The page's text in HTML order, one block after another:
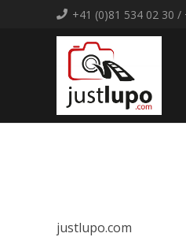
+41 (0)81 534 02 30 /
justlupo.com